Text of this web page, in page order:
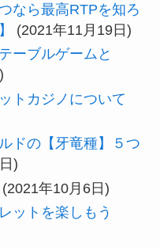
なら最高RTPを知ろ
(2021年11月19日)
ーブルゲームと
トカジノについて
ドの【牙竜種】５つ
)
(2021年10月6日)
ットを楽しもう